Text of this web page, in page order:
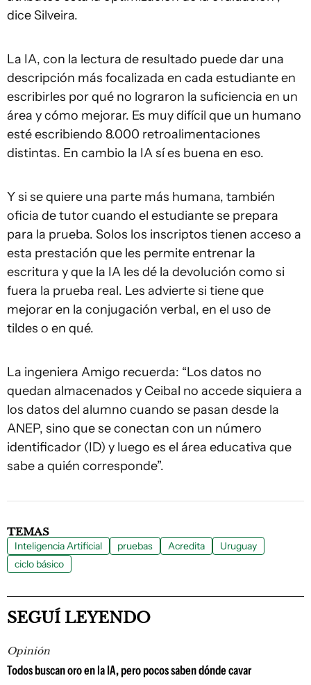
dice Silveira.
La IA, con la lectura de resultado puede dar una
descripción más focalizada en cada estudiante en
escribirles por qué no lograron la suficiencia en un
área y cómo mejorar. Es muy difícil que un humano
esté escribiendo 8.000 retroalimentaciones
distintas. En cambio la IA sí es buena en eso.
Y si se quiere una parte más humana, también
oficia de tutor cuando el estudiante se prepara
para la prueba. Solos los inscriptos tienen acceso a
esta prestación que les permite entrenar la
escritura y que la IA les dé la devolución como si
fuera la prueba real. Les advierte si tiene que
mejorar en la conjugación verbal, en el uso de
tildes o en qué.
La ingeniera Amigo recuerda: “Los datos no
quedan almacenados y Ceibal no accede siquiera a
los datos del alumno cuando se pasan desde la
ANEP, sino que se conectan con un número
identificador (ID) y luego es el área educativa que
sabe a quién corresponde”.
TEMAS
Inteligencia Artificial pruebas Acredita
Uruguay
ciclo básico
SEGUÍ LEYENDO
Opinión
Todos buscan oro en la IA, pero pocos saben dónde cavar